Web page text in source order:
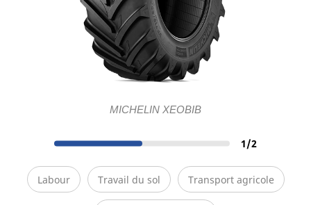
MICHELIN XEOBIB
1/2
Labour Travail du sol Transport agricole